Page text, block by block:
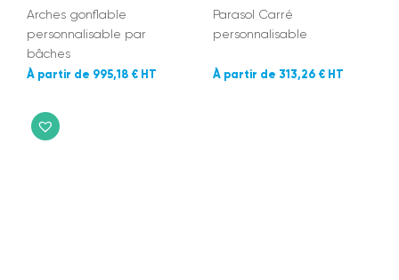
Arches gonflable
personnalisable par
bâches
995,18 €
Parasol Carré
personnalisable
313,26 €